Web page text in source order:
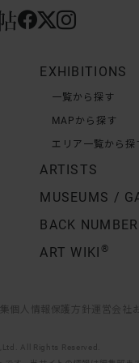
EXHIBITIONS
一覧から探す
MAPから探す
エリア一覧から探
ARTISTS
MUSEUMS /
BACK NUMBER
ART WIKI ®
個人情報保護方針 運営会社
All Rights Reserved.